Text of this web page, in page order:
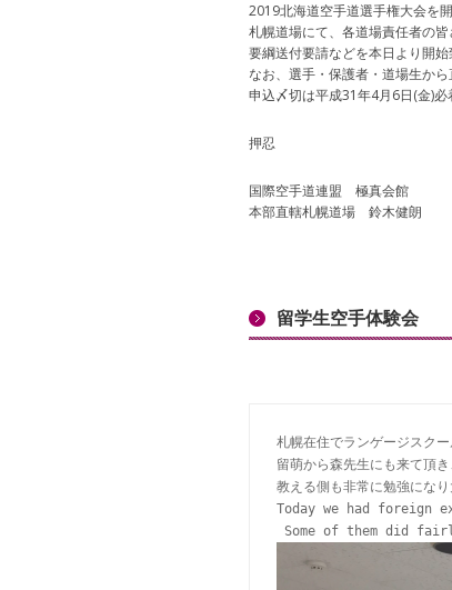
2019北海道空手道選手権大会を開
札幌道場にて、各道場責任者の皆
要綱送付要請などを本日より開始
なお、選手・保護者・道場生か
申込〆切は平成31年4月6日(金)必
押忍
国際空手道連盟 極真会館
本部直轄札幌道場 鈴木健朗
留学生空手体験会
札幌在住でランゲージスク
留萌から森先生にも来て頂
教える側も非常に勉強にな
Today we had foreign